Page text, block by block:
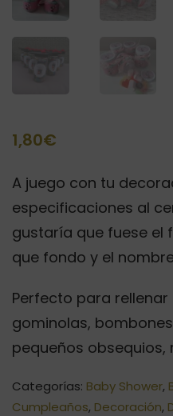
1,80€
A juego con tu
especificaciones al
gustaría que fuese el
que fondo y el
Perfecto para
gominolas,
pequeños obsequios,
Categorías: Baby Shower,
Cumpleaños, Decoración,